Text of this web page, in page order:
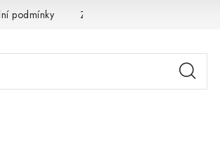
podmínky Zpracování osobních údajů